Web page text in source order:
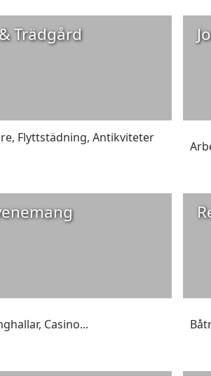
Trädgård
, Flyttstädning, Antikviteter
, Casino...